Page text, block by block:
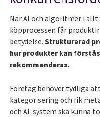
När AI och algoritmer i
köpprocessen får
betydelse. Strukturerad
hur produkter kan
rekommenderas.
Företag behöver tydliga
kategorisering och rik
och AI-system ska kunna